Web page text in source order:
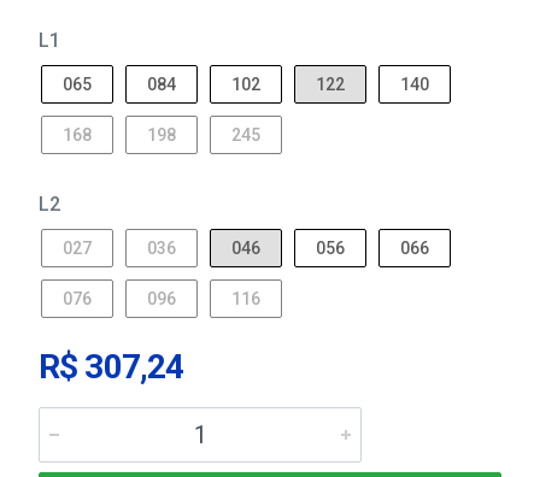
L1
065 084 102 122 140
168 198 245
L2
027 036 046 056 066
076 096 116
R$ 307,24